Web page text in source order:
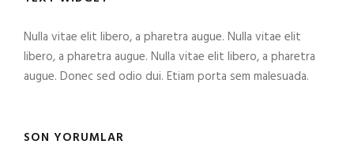
Nulla vitae elit libero, a pharetra augue. Nulla vitae elit
libero, a pharetra augue. Nulla vitae elit libero, a pharetra
augue. Donec sed odio dui. Etiam porta sem malesuada.
SON YORUMLAR